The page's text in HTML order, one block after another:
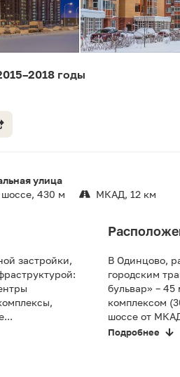
годы
улица
430 м МКАД, 12 км
застройки,
В Одинцово,
городским
бульвар» –
комплексом
шоссе от
Подробнее